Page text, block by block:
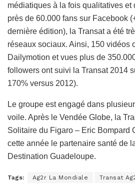
médiatiques à la fois qualitatives et
près de 60.000 fans sur Facebook
dernière édition), la Transat a été
réseaux sociaux. Ainsi, 150 vidéos
Dailymotion et vues plus de
followers ont suivi la Transat 2014
170% versus 2012).
Le groupe est engagé dans
voile. Après le Vendée Globe, la
Solitaire du Figaro – Eric Bompard
cette année le partenaire santé de
Destination Guadeloupe.
Tags: Ag2r La Mondiale Transat